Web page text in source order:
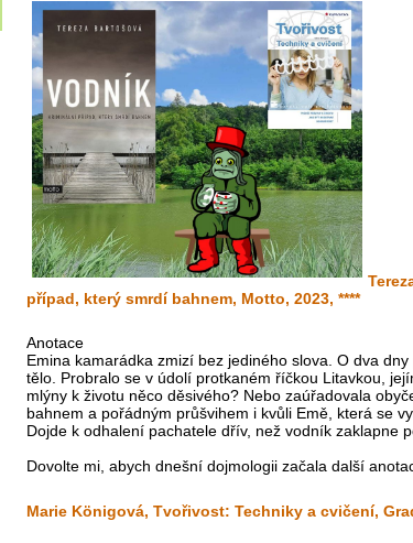
případ, který smrdí bahnem, Motto, 2023, ****
Anotace
Emina kamarádka zmizí bez jediného slova. O dva
tělo. Probralo se v údolí protkaném říčkou Litavkou,
mlýny k životu něco děsivého? Nebo zaúřadovala
bahnem a pořádným průšvihem i kvůli Emě, která se
Dojde k odhalení pachatele dřív, než vodník zaklapne
Dovolte mi, abych dnešní dojmologii začala další
Marie Königová, Tvořivost: Techniky a cvičení,